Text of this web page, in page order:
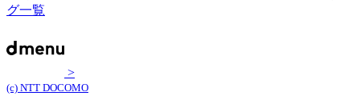
グ一覧
>
(c) NTT DOCOMO